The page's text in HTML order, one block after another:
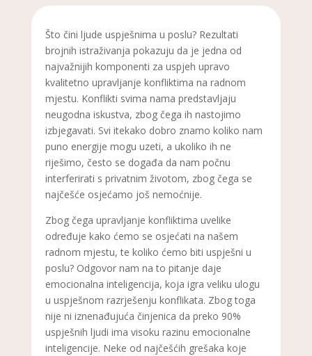
Što čini ljude uspješnima u poslu? Rezultati
brojnih istraživanja pokazuju da je jedna od
najvažnijih komponenti za uspjeh upravo
kvalitetno upravljanje konfliktima na radnom
mjestu. Konflikti svima nama predstavljaju
neugodna iskustva, zbog čega ih nastojimo
izbjegavati. Svi itekako dobro znamo koliko nam
puno energije mogu uzeti, a ukoliko ih ne
riješimo, često se događa da nam počnu
interferirati s privatnim životom, zbog čega se
najčešće osjećamo još nemoćnije.
Zbog čega upravljanje konfliktima uvelike
određuje kako ćemo se osjećati na našem
radnom mjestu, te koliko ćemo biti uspješni u
poslu? Odgovor nam na to pitanje daje
emocionalna inteligencija, koja igra veliku ulogu
u uspješnom razrješenju konflikata. Zbog toga
nije ni iznenađujuća činjenica da preko 90%
uspješnih ljudi ima visoku razinu emocionalne
inteligencije. Neke od najčešćih grešaka koje